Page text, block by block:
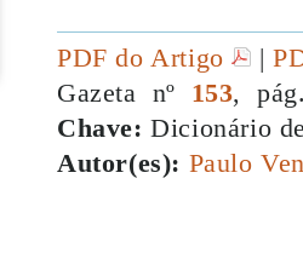
PDF do Artigo |
Gazeta nº 153,
Chave: Dicionário
Autor(es): Paulo